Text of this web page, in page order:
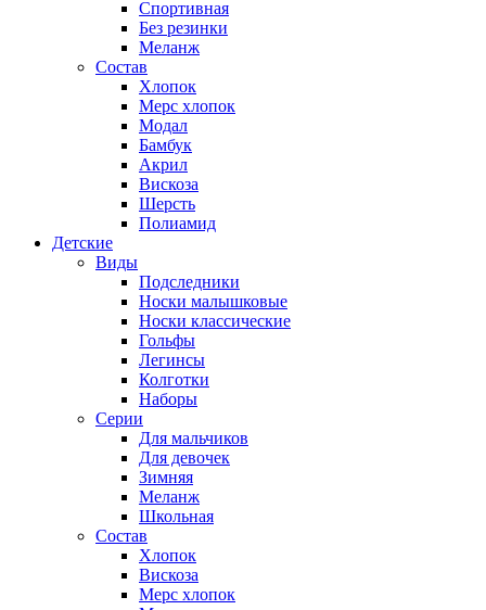
Спортивная
Без резинки
Меланж
Состав
Хлопок
Мерс хлопок
Модал
Бамбук
Акрил
Вискоза
Шерсть
Полиамид
Детские
Виды
Подследники
Носки малышковые
Носки классические
Гольфы
Легинсы
Колготки
Наборы
Серии
Для мальчиков
Для девочек
Зимняя
Меланж
Школьная
Состав
Хлопок
Вискоза
Мерс хлопок